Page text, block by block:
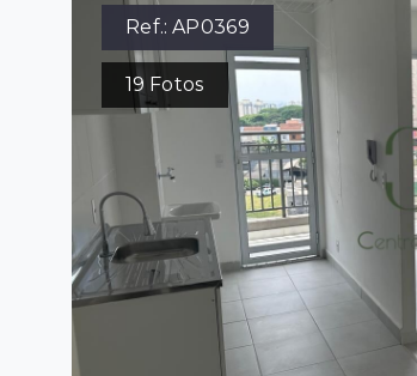
Ref.:AP0369
19 Fotos